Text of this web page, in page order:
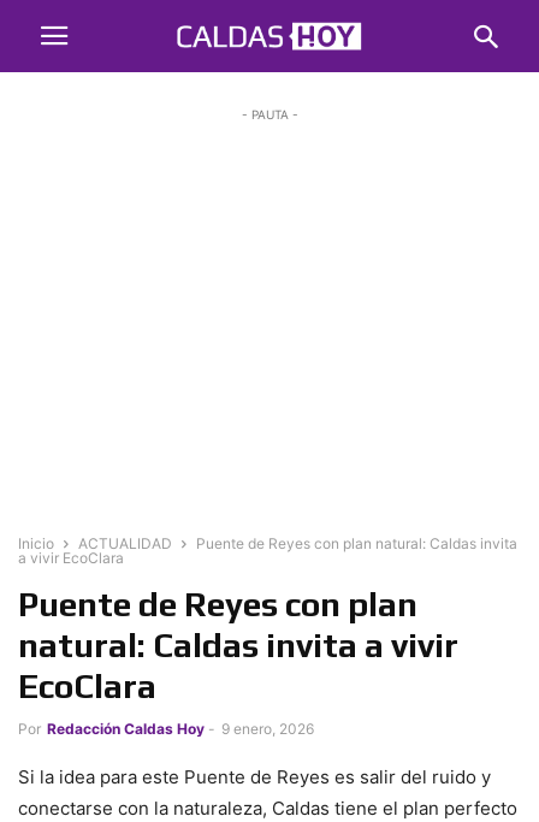
- PAUTA -
Inicio ACTUALIDAD
Puente de Reyes con plan natural: Caldas invita
a vivir EcoClara
Puente de Reyes con plan
natural: Caldas invita a vivir
EcoClara
Por Redacción Caldas Hoy - 9 enero, 2026
Si la idea para este Puente de Reyes es salir del ruido y
conectarse con la naturaleza, Caldas tiene el plan perfecto